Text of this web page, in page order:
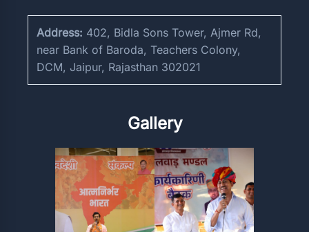
Address: 402, Bidla Sons Tower, Ajmer Rd,
near Bank of Baroda, Teachers Colony,
DCM, Jaipur, Rajasthan 302021
Gallery